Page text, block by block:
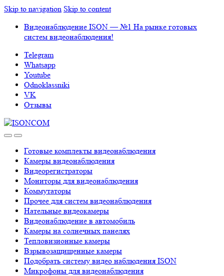
Skip to navigation Skip to content
Видеонаблюдение ISON — №1 На рынке готовых
систем видеонаблюдения!
Telegram
Whatsapp
Youtube
Odnoklassniki
VK
Отзывы
Готовые комплекты видеонаблюдения
Камеры видеонаблюдения
Видеорегистраторы
Мониторы для видеонаблюдения
Коммутаторы
Прочее для систем видеонаблюдения
Нательные видеокамеры
Видеонаблюдение в автомобиль
Камеры на солнечных панелях
Тепловизионные камеры
Взрывозащищенные камеры
Подобрать систему видео наблюдения ISON
Микрофоны для видеонаблюдения